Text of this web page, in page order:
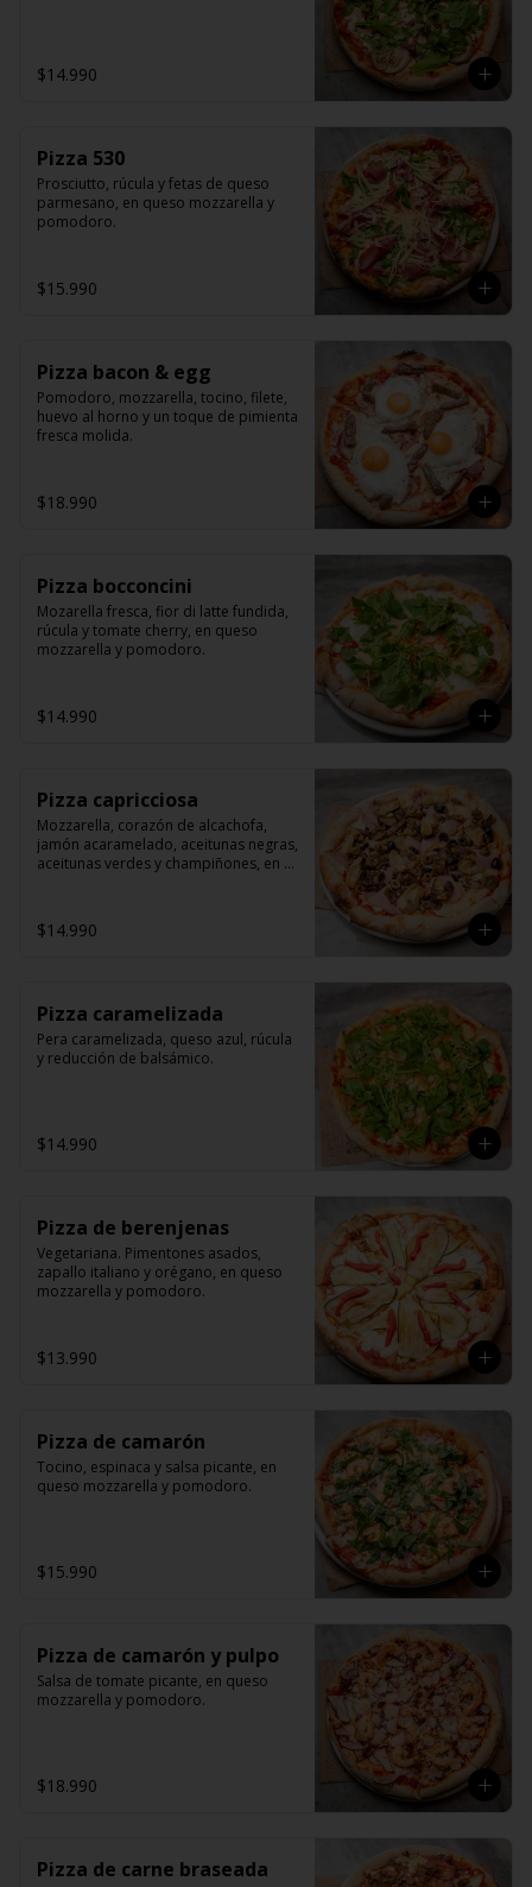
$14.990
Pizza 530
Prosciutto, rúcula y fetas de queso
parmesano, en queso mozzarella y
pomodoro.
$15.990
Pizza bacon & egg
Pomodoro, mozzarella, tocino, filete,
huevo al horno y un toque de pimienta
fresca molida.
$18.990
Pizza bocconcini
Mozarella fresca, fior di latte fundida,
rúcula y tomate cherry, en queso
mozzarella y pomodoro.
$14.990
Pizza capricciosa
Mozzarella, corazón de alcachofa,
jamón acaramelado, aceitunas negras,
aceitunas verdes y champiñones, en
$14.990
Pizza caramelizada
Pera caramelizada, queso azul, rúcula
y reducción de balsámico.
$14.990
Pizza de berenjenas
Vegetariana. Pimentones asados,
zapallo italiano y orégano, en queso
mozzarella y pomodoro.
$13.990
Pizza de camarón
Tocino, espinaca y salsa picante, en
queso mozzarella y pomodoro.
$15.990
Pizza de camarón y pulpo
Salsa de tomate picante, en queso
mozzarella y pomodoro.
$18.990
Pizza de carne braseada